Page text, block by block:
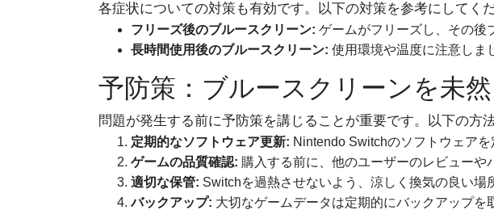
各症状についての対策も有効です。以下の対策を参考にしてくだ
フリーズ後のブルースクリーン: ゲームがフリーズし、その後
長時間使用後のブルースクリーン: 使用環境や温度に注意しま
予防策：ブルースクリーンを未
問題が発生する前に予防策を講じることが重要です。以下の方
定期的なソフトウェア更新: Nintendo Switchのソフトウェア
ゲームの品質確認: 購入する前に、他のユーザーのレビューや
適切な保管: Switchを過熱させないよう、涼しく換気の良い場
バックアップ: 大切なゲームデータは定期的にバックアップ